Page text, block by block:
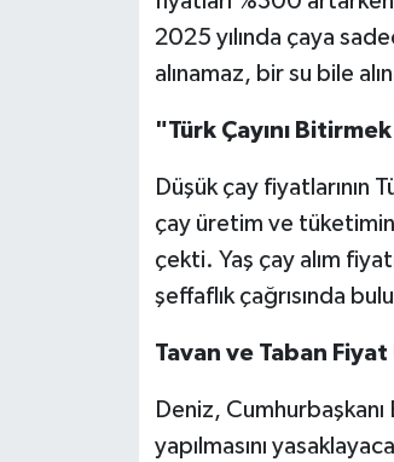
2025 yılında çaya
alınamaz, bir su bile
"Türk Çayını
Düşük çay fiyatlarının
çay üretim ve
çekti. Yaş çay alım
şeffaflık çağrısında
Tavan ve Taban Fiyat
Deniz, Cumhurbaşkanı
yapılmasını